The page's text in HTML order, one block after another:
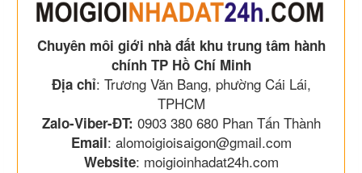
Chuyên môi giới nhà đất khu trung tâm hành
chính TP Hồ Chí Minh
Địa chỉ: Trương Văn Bang, phường Cái Lái,
TPHCM
Zalo-Viber-ĐT: 0903 380 680 Phan Tấn Thành
Email: alomoigioisaigon@gmail.com
Website: moigioinhadat24h.com